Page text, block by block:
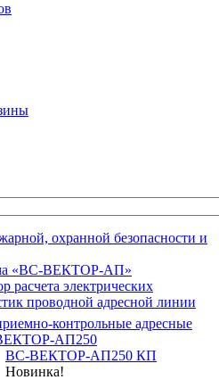
охранной безопасности и
«ВС-ВЕКТОР-АП»
расчета электрических
проводной адресной линии
контрольные адресные
АП250
ВС-ВЕКТОР-АП250 КП
Новинка!